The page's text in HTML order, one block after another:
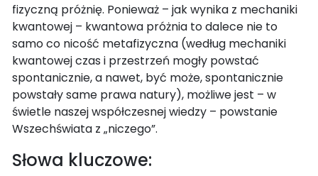
fizyczną próżnię. Ponieważ – jak wynika z mechaniki
kwantowej – kwantowa próżnia to dalece nie to
samo co nicość metafizyczna (według mechaniki
kwantowej czas i przestrzeń mogły powstać
spontanicznie, a nawet, być może, spontanicznie
powstały same prawa natury), możliwe jest – w
świetle naszej współczesnej wiedzy – powstanie
Wszechświata z „niczego”.
Słowa kluczowe: